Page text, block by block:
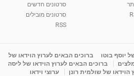
התנהגותי - קשב
09:12
עם האני הפנימי
סרטונים חדשים
סרטונים מובילים
RSS
יוסף בוטו
ברוכים הבאים לערוץ הוידאו של
ברוכים הבאים לערוץ הוידאו של ליסה
הוידאו של שולמית רונן
ערוצי וידאו